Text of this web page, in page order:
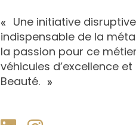
«
Une initiative
indispensable de la
la passion pour ce
véhicules d’excellence
Beauté.
»